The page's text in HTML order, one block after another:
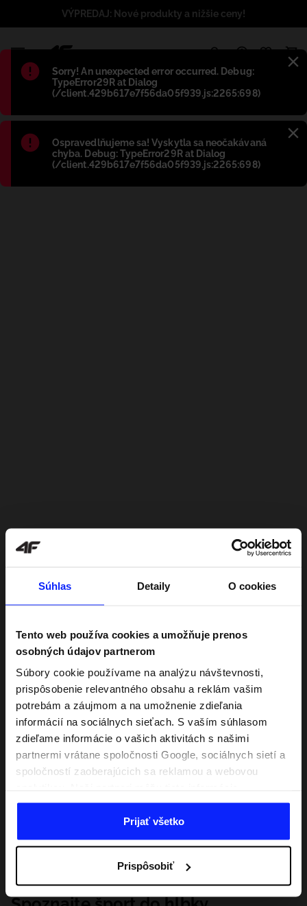
Súhlas Detaily O cookies
Tento web používa cookies a umožňuje prenos
osobných údajov partnerom
Súbory cookie používame na analýzu návštevnosti,
prispôsobenie relevantného obsahu a reklám vašim
potrebám a záujmom a na umožnenie zdieľania
informácií na sociálnych sieťach. S vaším súhlasom
zdieľame informácie o vašich aktivitách s našimi
partnermi vrátane spoločnosti Google, sociálnych sietí a
spoločností zaoberajúcich sa reklamou a webovou
kombinovať s inými, ktoré poskytnete mimo tejto
webovej stránky, ako aj s údajmi, ktoré získajú v
dôsledku vášho používania ich služieb. S vaším
našim partnerom, aby sme zacielili a zlepšili spôsob
zobrazovania online reklamy, vykonali analytický
prieskum, upravili obsah a zlepšili riešenia ponúkané
Prijať všetko
Prispôsobiť
Błąd:
Sorry! An unexpected error occurred. Debug:
TypeError29R at Dialog
(/client.429b617e7f56da05f939.js:2265:698)
Błąd:
Ospravedlňujeme sa! Vyskytla sa neočakávaná
chyba. Debug: TypeError29R at Dialog
(/client.429b617e7f56da05f939.js:2265:698)
VÝPREDAJ: Nové produkty a nižšie ceny!